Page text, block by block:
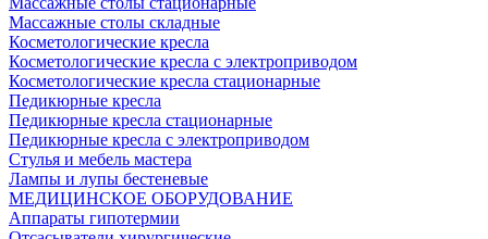
Массажные столы складные
Косметологические кресла
Косметологические кресла с электроприводом
Косметологические кресла стационарные
Педикюрные кресла
Педикюрные кресла стационарные
Педикюрные кресла с электроприводом
Стулья и мебель мастера
Лампы и лупы бестеневые
МЕДИЦИНСКОЕ ОБОРУДОВАНИЕ
Аппараты гипотермии